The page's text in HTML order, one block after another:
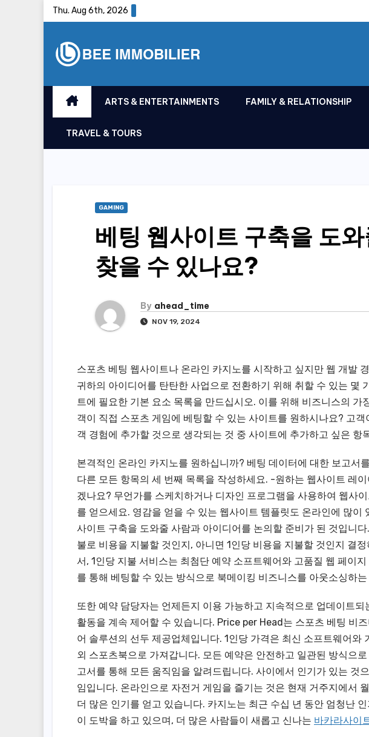
Thu. Aug 6th, 2026
ARTS & ENTERTAINMENTS FAMILY & RELATIONSHIP
TRAVEL & TOURS
GAMING
베팅 웹사이트 구축을 도
찾을 수 있나요?
By ahead_time
NOV 19, 2024
스포츠 베팅 웹사이트나 온라인 카지노를 시작하고 싶지만 웹 개발
귀하의 아이디어를 탄탄한 사업으로 전환하기 위해 취할 수 있는 몇
트에 필요한 기본 요소 목록을 만드십시오. 이를 위해 비즈니스의 가
객이 직접 스포츠 게임에 베팅할 수 있는 사이트를 원하시나요? 고
객 경험에 추가할 것으로 생각되는 것 중 사이트에 추가하고 싶은 항
본격적인 온라인 카지노를 원하십니까? 베팅 데이터에 대한 보고서
다른 모든 항목의 세 번째 목록을 작성하세요. -원하는 웹사이트 레
겠나요? 무언가를 스케치하거나 디자인 프로그램을 사용하여 웹사
를 얻으세요. 영감을 얻을 수 있는 웹사이트 템플릿도 온라인에 많이
사이트 구축을 도와줄 사람과 아이디어를 논의할 준비가 된 것입니
불로 비용을 지불할 것인지, 아니면 1인당 비용을 지불할 것인지 결
서, 1인당 지불 서비스는 최첨단 예약 소프트웨어와 고품질 웹 페이
를 통해 베팅할 수 있는 방식으로 북메이킹 비즈니스를 아웃소싱하
또한 예약 담당자는 언제든지 이용 가능하고 지속적으로 업데이트
활동을 계속 제어할 수 있습니다. Price per Head는 스포츠 베팅 비
어 솔루션의 선두 제공업체입니다. 1인당 가격은 최신 소프트웨어와
외 스포츠북으로 가져갑니다. 모든 예약은 안전하고 일관된 방식으
고서를 통해 모든 움직임을 알려드립니다. 사이에서 인기가 있는 것
임입니다. 온라인으로 자전거 게임을 즐기는 것은 현재 거주지에서
더 많은 인기를 얻고 있습니다. 카지노는 최근 수십 년 동안 엄청난
이 도박을 하고 있으며, 더 많은 사람들이 새롭고 신나는 바카라사이